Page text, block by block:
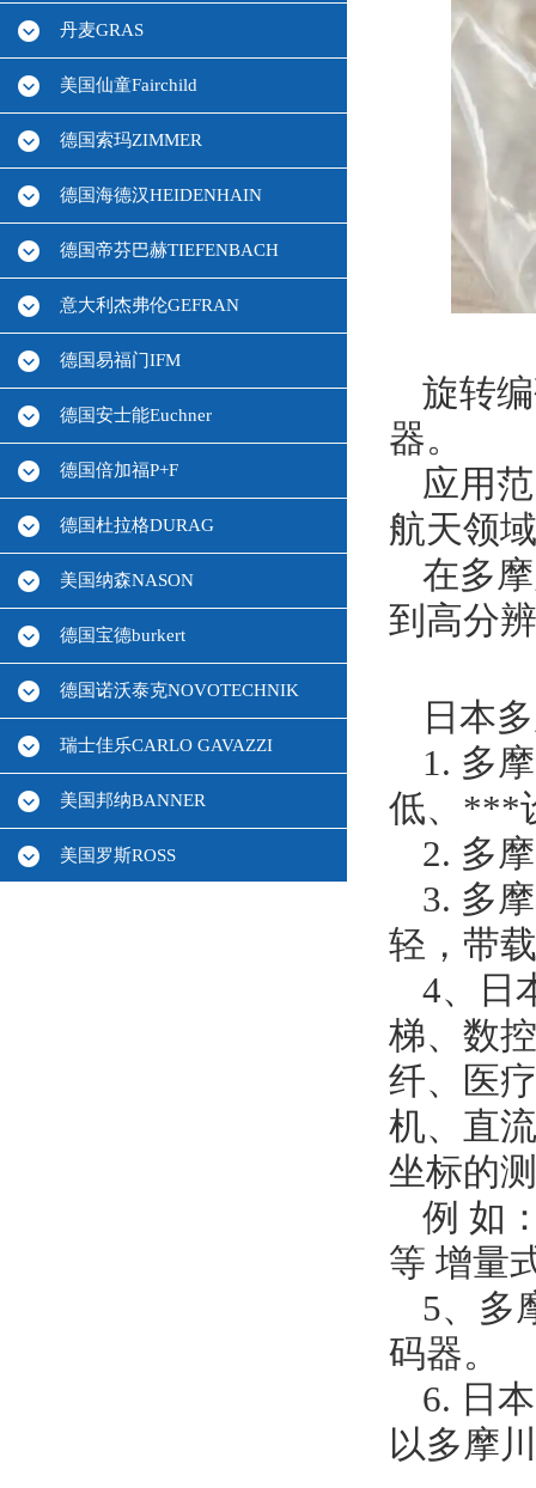
丹麦GRAS
美国仙童Fairchild
德国索玛ZIMMER
德国海德汉HEIDENHAIN
德国帝芬巴赫TIEFENBACH
意大利杰弗伦GEFRAN
德国易福门IFM
德国安士能Euchner
德国倍加福P+F
德国杜拉格DURAG
美国纳森NASON
德国宝德burkert
德国诺沃泰克NOVOTECHNIK
瑞士佳乐CARLO GAVAZZI
美国邦纳BANNER
美国罗斯ROSS
旋转
器。
应用
航天领
在多
到高分
日本
1. 多
低、***
2. 多
3. 多
轻，带
4、日
梯、数
纤、医
机、直
坐标的
例 如
等 增量
5、多
码器。
6. 日
以多摩